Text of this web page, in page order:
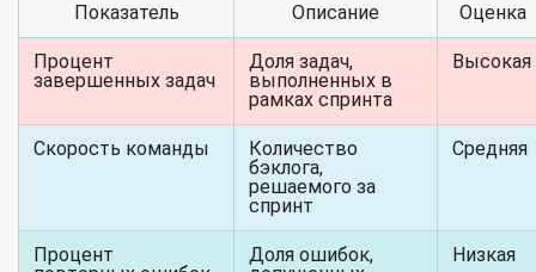
Показатель Описание Оценка
Процент
завершенных задач
Доля задач,
выполненных в
рамках спринта
Высокая
Скорость команды
Количество
бэклога,
решаемого за
спринт
Средняя
Процент
Доля ошибок,
Низкая